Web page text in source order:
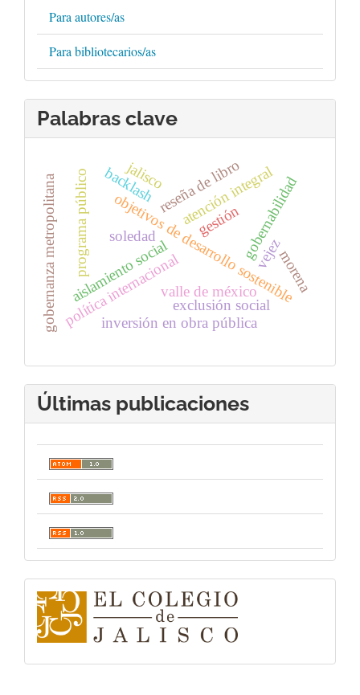
Para autores/as
Para bibliotecarios/as
Palabras clave
objetivos de desarrollo sostenible
política internacional
reseña de librogobernabilidad
gobernanza metropolitana
valle de méxico
inversión en obra pública
aislamiento social
exclusión social
soledad
vejez
atención integral
programa público gestión
backlash
jalisco
morena
Últimas publicaciones
logo-
colegio-
de-
jalisco